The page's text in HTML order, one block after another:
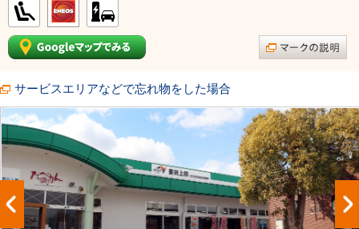
サービスエリアなどで忘れ物をした場合